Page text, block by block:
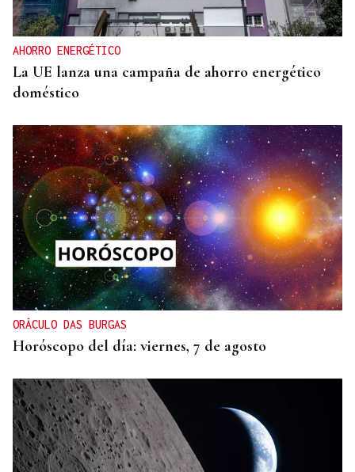
AHORRO ENERGÉTICO
La UE lanza una campaña de ahorro energético
doméstico
ORÁCULO DAS BURGAS
Horóscopo del día: viernes, 7 de agosto